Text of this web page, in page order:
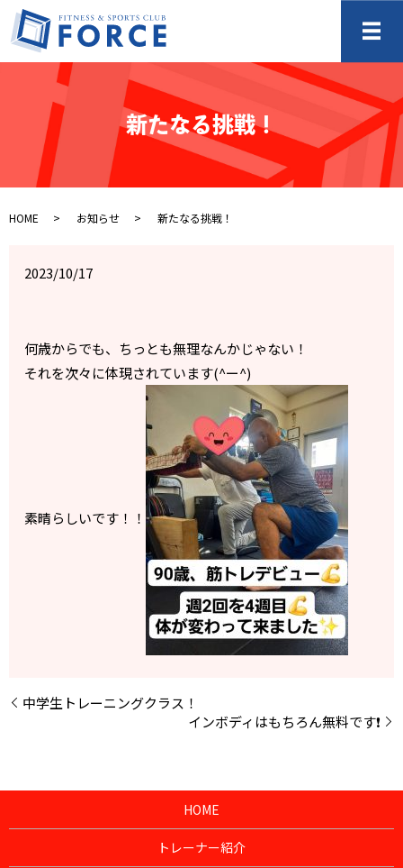
新たなる挑戦！
HOME お知らせ 新たなる挑戦！
2023/10/17
何歳からでも、ちっとも無理なんかじゃない！
それを次々に体現されています(^ー^)
素晴らしいです！！
中学生トレーニングクラス！
インボディはもちろん無料です❗
HOME
トレーナー紹介